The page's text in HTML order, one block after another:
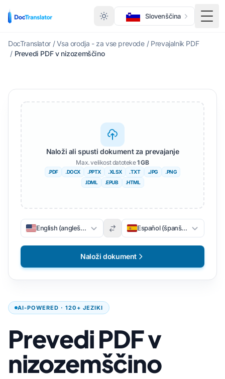
Slovenščina
DocTranslator / Vsa orodja - za vse prevode / Prevajalnik PDF
/ Prevedi PDF v nizozemščino
AI-POWERED · 120+ JEZIKI
Prevedi PDF v
nizozemščino
Naloži ali spusti dokument za prevajanje
Max. velikost datoteke1 GB
.PDF .DOCX .PPTX .XLSX .TXT .JPG
.PNG
.IDML
.EPUB .HTML
English (angleščina) Español (španščina)
Naloži dokument